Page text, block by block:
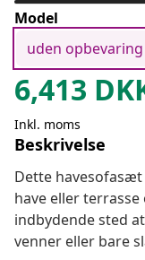
vet
Model
uden opbevaring
6,413
Inkl. moms
Beskrivelse
Dette
have eller
indbydende sted
venner eller bare